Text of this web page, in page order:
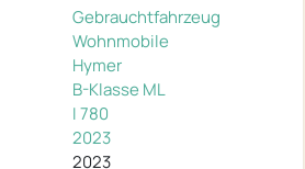
Gebrauchtfahrzeug
Wohnmobile
Hymer
B-Klasse ML
I 780
2023
2023